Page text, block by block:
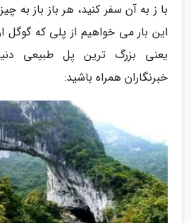
با ز به آن سفر کنید، هر باز باز به
این بار می خواهیم از پلی که
یعنی بزرگ ترین پل طبیعی دنیا
خبرنگاران همراه باشید: